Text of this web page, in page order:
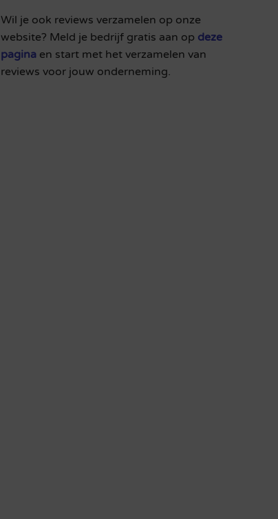
Wil je ook reviews verzamelen op onze
website? Meld je bedrijf gratis aan op deze
paginaen start met het verzamelen van
reviews voor jouw onderneming.